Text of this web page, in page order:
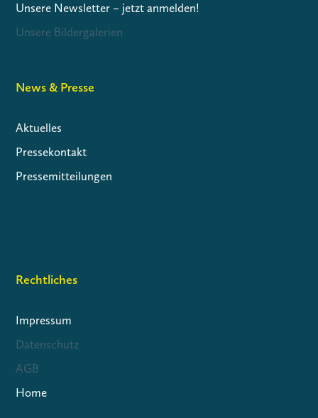
Unsere Newsletter – jetzt anmelden!
Unsere Bildergalerien
News & Presse
Aktuelles
Pressekontakt
Pressemitteilungen
Rechtliches
Impressum
Datenschutz
AGB
Home